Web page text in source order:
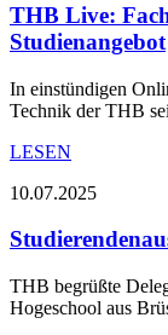
THB Live:
Studienangebot
In einstündigen
Technik der THB
LESEN
10.07.2025
THB begrüßte
Hogeschool aus